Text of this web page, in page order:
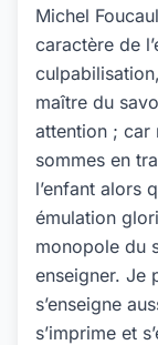
Michel
caractère de
maître du
attention ; car
sommes en
l’enfant alors
émulation
monopole du
enseigner. Je
s’enseigne
s’imprime et